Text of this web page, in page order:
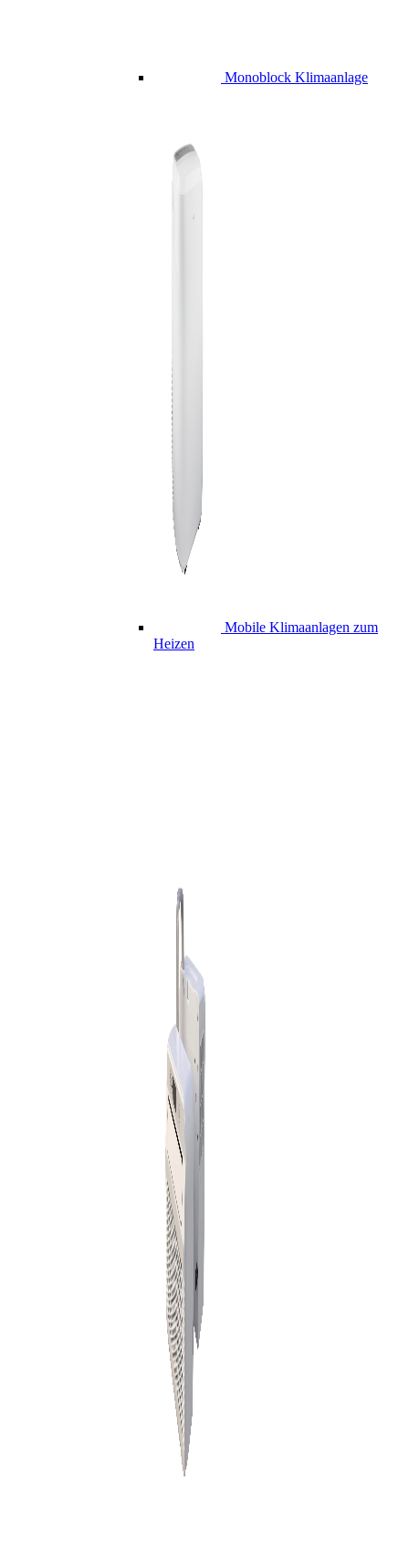
Monoblock Klimaanlage
Mobile Klimaanlagen zum
Heizen